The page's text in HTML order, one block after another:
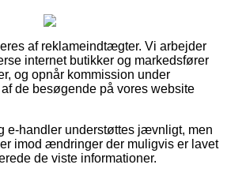
af reklameindtægter. Vi arbejder
internet butikker og markedsfører
og opnår kommission under
de besøgende på vores website
e-handler understøttes jævnligt, men
imod ændringer der muligvis er lavet
de viste informationer.